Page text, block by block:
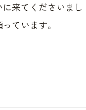
来てくださいまし
ています。